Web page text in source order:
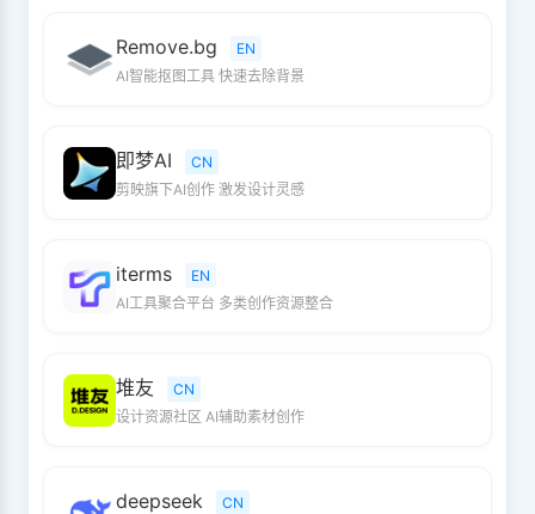
Remove.bg
EN
AI智能抠图工具 快速去除背景
即梦AI
CN
剪映旗下AI创作 激发设计灵感
iterms
EN
AI工具聚合平台 多类创作资源整合
堆友
CN
设计资源社区 AI辅助素材创作
deepseek
CN